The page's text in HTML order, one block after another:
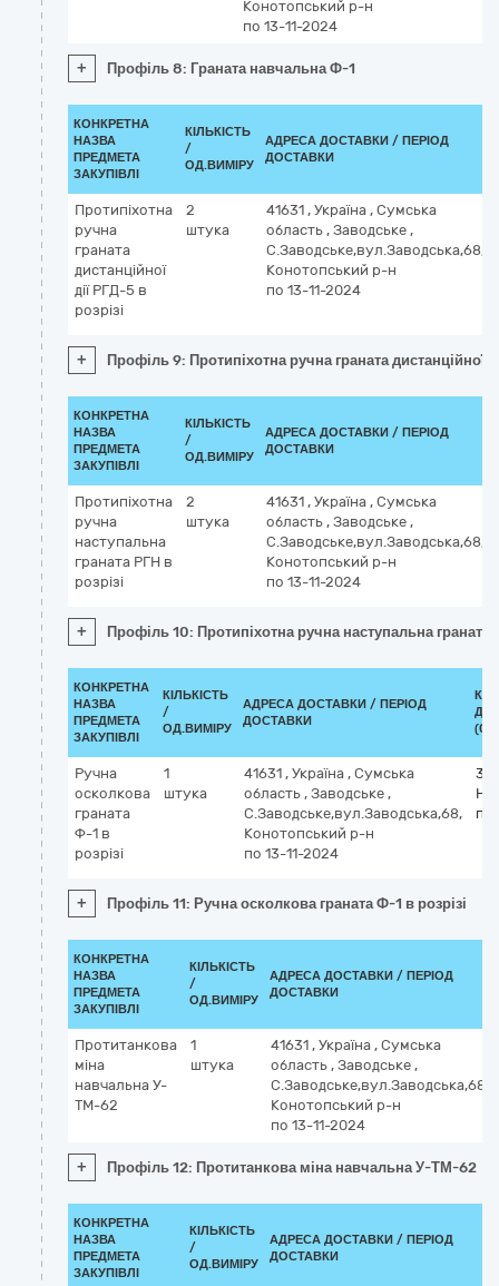
Конотопський р-н
по 13-11-2024
+ Профіль 8: Граната навчальна Ф-1
КОНКРЕТНА
НАЗВА
ПРЕДМЕТА
ЗАКУПІВЛІ
КІЛЬКІСТЬ
/
ОД.ВИМІРУ
АДРЕСА ДОСТАВКИ / ПЕРІОД
ДОСТАВКИ
Протипіхотна
ручна
граната
дистанційної
дії РГД-5 в
розрізі
2
штука
41631 , Україна , Сумська
область , Заводське ,
С.Заводське,вул.Заводська,68,
Конотопський р-н
по 13-11-2024
+ Профіль 9: Протипіхотна ручна граната дистанційної
КОНКРЕТНА
НАЗВА
ПРЕДМЕТА
ЗАКУПІВЛІ
КІЛЬКІСТЬ
/
ОД.ВИМІРУ
АДРЕСА ДОСТАВКИ / ПЕРІОД
ДОСТАВКИ
Протипіхотна
ручна
наступальна
граната РГН в
розрізі
2
штука
41631 , Україна , Сумська
область , Заводське ,
С.Заводське,вул.Заводська,68,
Конотопський р-н
по 13-11-2024
+ Профіль 10: Протипіхотна ручна наступальна граната
КОНКРЕТНА
НАЗВА
ПРЕДМЕТА
ЗАКУПІВЛІ
КІЛЬКІСТЬ
/
ОД.ВИМІРУ
АДРЕСА ДОСТАВКИ / ПЕРІОД
ДОСТАВКИ
ДК
Ручна
осколкова
граната
Ф-1 в
розрізі
1
штука
41631 , Україна , Сумська
область , Заводське ,
С.Заводське,вул.Заводська,68,
Конотопський р-н
по 13-11-2024
+ Профіль 11: Ручна осколкова граната Ф-1 в розрізі
КОНКРЕТНА
НАЗВА
ПРЕДМЕТА
ЗАКУПІВЛІ
КІЛЬКІСТЬ
/
ОД.ВИМІРУ
АДРЕСА ДОСТАВКИ / ПЕРІОД
ДОСТАВКИ
Протитанкова
міна
навчальна У-
ТМ-62
1
штука
41631 , Україна , Сумська
область , Заводське ,
С.Заводське,вул.Заводська,68,
Конотопський р-н
по 13-11-2024
+ Профіль 12: Протитанкова міна навчальна У-ТМ-62
КОНКРЕТНА
НАЗВА
ПРЕДМЕТА
ЗАКУПІВЛІ
КІЛЬКІСТЬ
/
ОД.ВИМІРУ
АДРЕСА ДОСТАВКИ / ПЕРІОД
ДОСТАВКИ